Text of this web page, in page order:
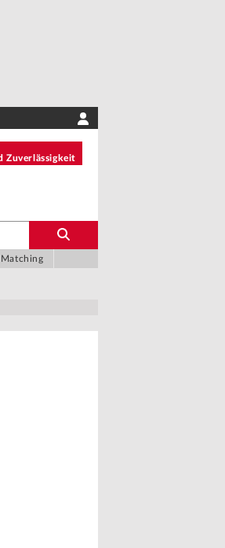
Zuverlässigkeit